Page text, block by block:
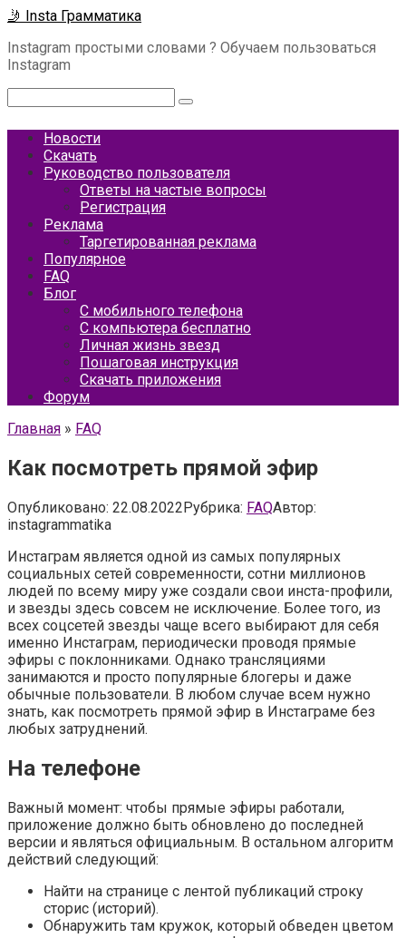
Перейти
контенту
🤳 Insta Грамматика
Instagram простыми словами ? Обучаем пользоваться
Instagram
Новости
Скачать
Руководство пользователя
Ответы на частые вопросы
Регистрация
Реклама
Таргетированная реклама
Популярное
FAQ
Блог
С мобильного телефона
С компьютера бесплатно
Личная жизнь звезд
Пошаговая инструкция
Скачать приложения
Форум
Главная » FAQ
Как посмотреть прямой эфир
Опубликовано: 22.08.2022Рубрика: FAQАвтор:
instagrammatika
Инстаграм является одной из самых популярных
социальных сетей современности, сотни миллионов
людей по всему миру уже создали свои инста-профили,
и звезды здесь совсем не исключение. Более того, из
всех соцсетей звезды чаще всего выбирают для себя
именно Инстаграм, периодически проводя прямые
эфиры с поклонниками. Однако трансляциями
занимаются и просто популярные блогеры и даже
обычные пользователи. В любом случае всем нужно
знать, как посмотреть прямой эфир в Инстаграме без
любых затруднений.
На телефоне
Важный момент: чтобы прямые эфиры работали,
приложение должно быть обновлено до последней
версии и являться официальным. В остальном алгоритм
действий следующий:
Найти на странице с лентой публикаций строку
сторис (историй).
Обнаружить там кружок, который обведен цветом